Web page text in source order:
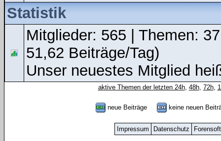
Statistik
Mitglieder: 565 | Themen:
51,62 Beiträge/Tag)
Unser neuestes Mitglied
aktive Themen der letzten 24h, 48h, 72h,
neue Beiträge keine neuen
Impressum Datenschutz